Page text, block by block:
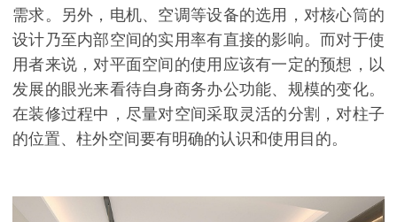
需求。另外，电机、空调等设备的选用，对核心筒的
设计乃至内部空间的实用率有直接的影响。而对于使
用者来说，对平面空间的使用应该有一定的预想，以
发展的眼光来看待自身商务办公功能、规模的变化。
在装修过程中，尽量对空间采取灵活的分割，对柱子
的位置、柱外空间要有明确的认识和使用目的。